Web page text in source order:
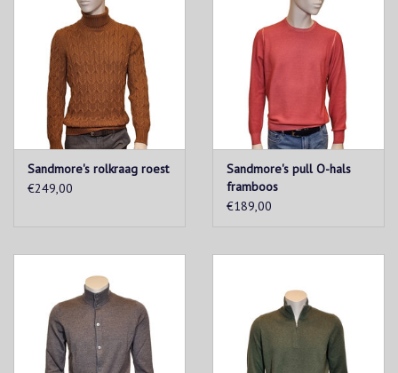
Sandmore's rolkraag roest
€249,00
Sandmore's pull O-hals
framboos
€189,00